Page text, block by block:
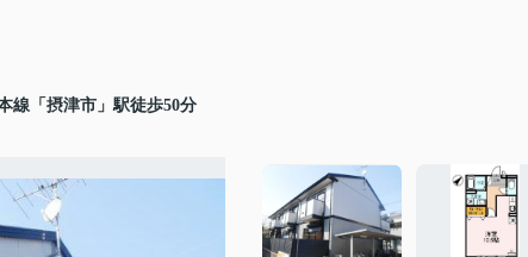
線「摂津市」駅徒歩50分